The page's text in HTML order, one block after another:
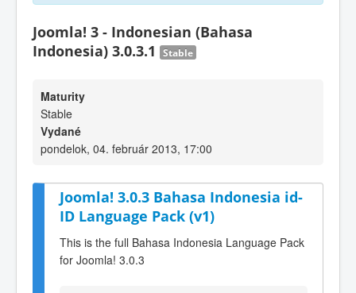
Joomla! 3 - Indonesian (Bahasa
Indonesia) 3.0.3.1
Stable
Maturity
Stable
Vydané
pondelok, 04. február 2013, 17:00
Joomla! 3.0.3 Bahasa Indonesia id-
ID Language Pack (v1)
This is the full Bahasa Indonesia Language Pack
for Joomla! 3.0.3